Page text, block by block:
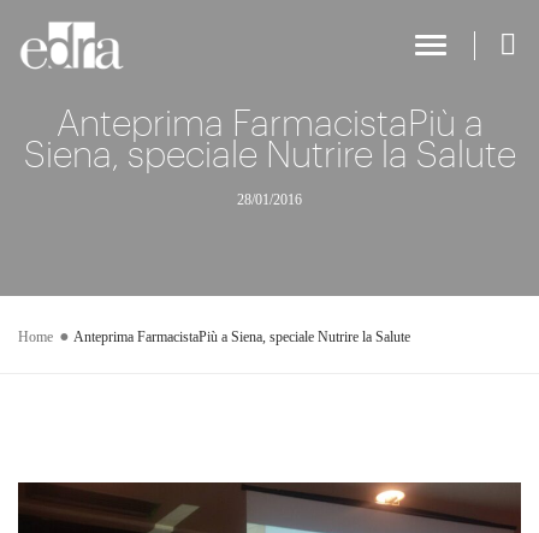
Toggle
Anteprima FarmacistaPiù a
Siena, speciale Nutrire la Salute
28/01/2016
Home Anteprima FarmacistaPiù a Siena, speciale Nutrire la Salute